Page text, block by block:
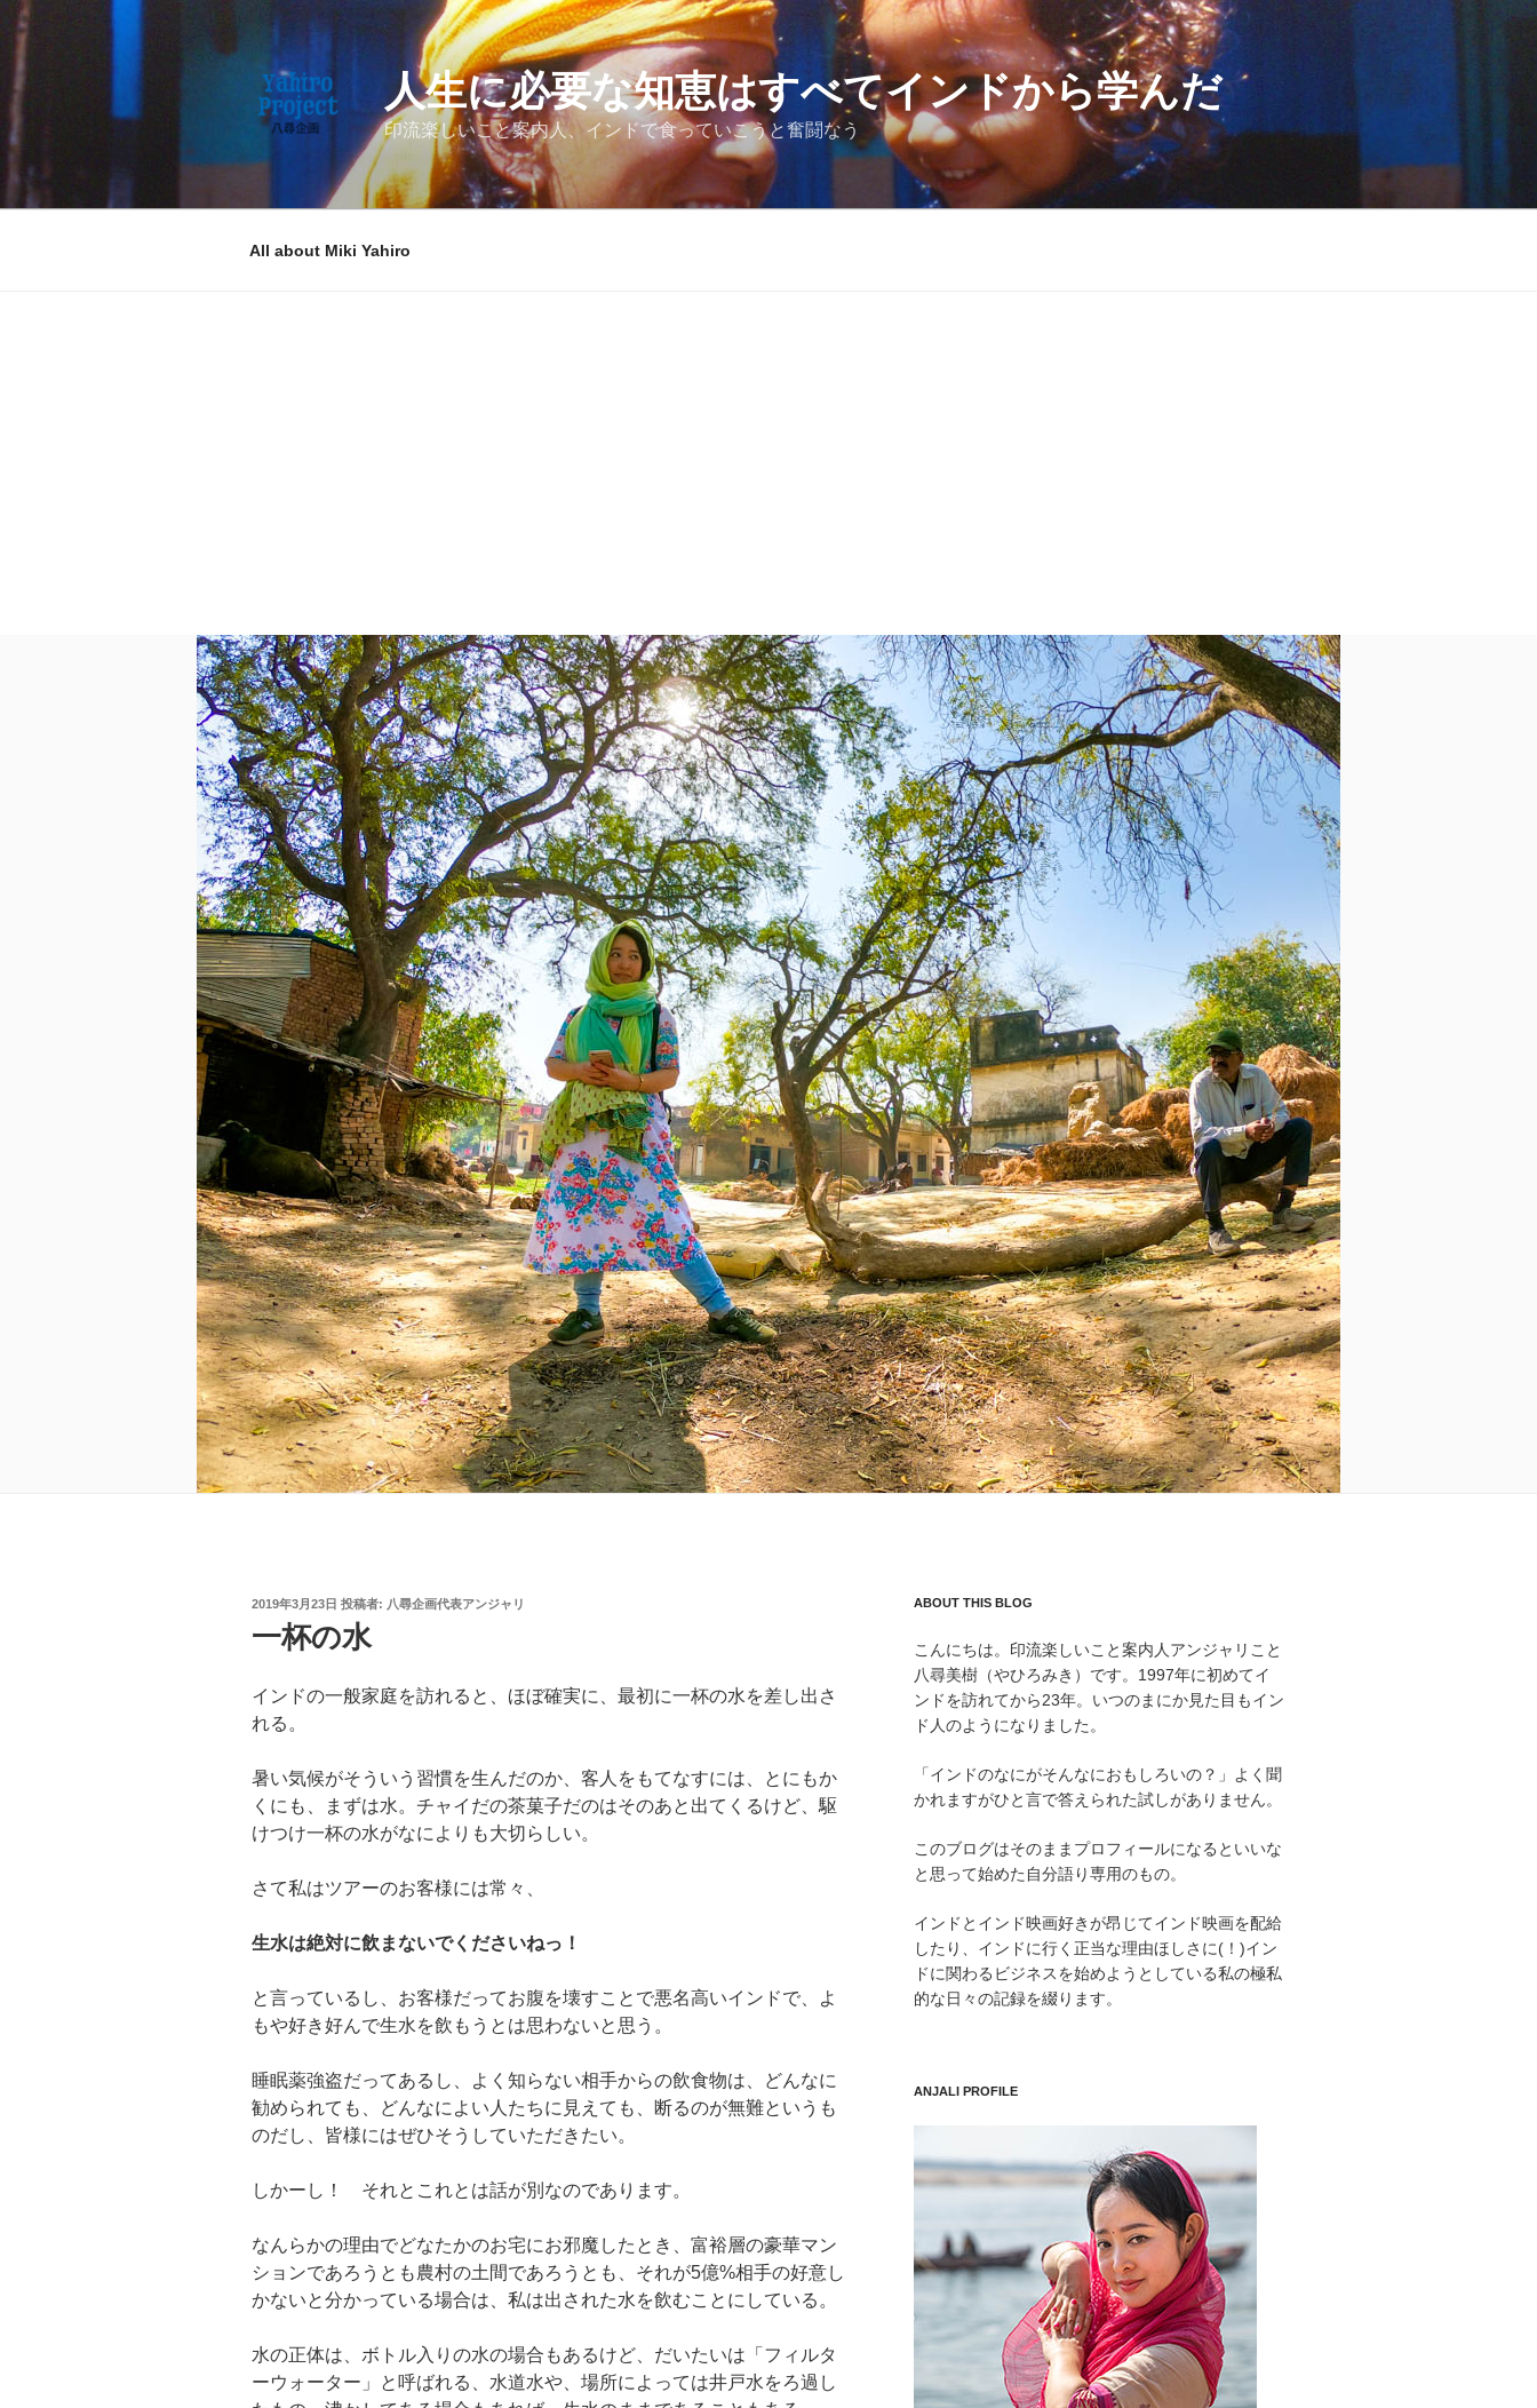
ン
へ
ス
キ
人生に必要な知恵はすべてインドから学んだ
印流楽しいこと案内人、インドで食っていこうと奮闘なう
All about Miki Yahiro
投
日:
2019年3月23日 投稿者: 八尋企画代表アンジャリ
一杯の水
インドの一般家庭を訪れると、ほぼ確実に、最初に一杯の水を差し出さ
れる。
暑い気候がそういう習慣を生んだのか、客人をもてなすには、とにもか
くにも、まずは水。チャイだの茶菓子だのはそのあと出てくるけど、駆
けつけ一杯の水がなによりも大切らしい。
さて私はツアーのお客様には常々、
生水は絶対に飲まないでくださいねっ！
と言っているし、お客様だってお腹を壊すことで悪名高いインドで、よ
もや好き好んで生水を飲もうとは思わないと思う。
睡眠薬強盗だってあるし、よく知らない相手からの飲食物は、どんなに
勧められても、どんなによい人たちに見えても、断るのが無難というも
のだし、皆様にはぜひそうしていただきたい。
しかーし！ それとこれとは話が別なのであります。
なんらかの理由でどなたかのお宅にお邪魔したとき、富裕層の豪華マン
ションであろうとも農村の土間であろうとも、それが5億%相手の好意し
かないと分かっている場合は、私は出された水を飲むことにしている。
水の正体は、ボトル入りの水の場合もあるけど、だいたいは「フィルタ
ーウォーター」と呼ばれる、水道水や、場所によっては井戸水をろ過し
ABOUT THIS BLOG
こんにちは。印流楽しいこと案内人アンジャリこと
八尋美樹（やひろみき）です。1997年に初めてイ
ンドを訪れてから23年。いつのまにか見た目もイン
ド人のようになりました。
「インドのなにがそんなにおもしろいの？」よく聞
かれますがひと言で答えられた試しがありません。
このブログはそのままプロフィールになるといいな
と思って始めた自分語り専用のもの。
インドとインド映画好きが昂じてインド映画を配給
したり、インドに行く正当な理由ほしさに(！)イン
ドに関わるビジネスを始めようとしている私の極私
的な日々の記録を綴ります。
ANJALI PROFILE